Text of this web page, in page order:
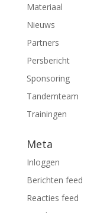
Materiaal
Nieuws
Partners
Persbericht
Sponsoring
Tandemteam
Trainingen
Meta
Inloggen
Berichten feed
Reacties feed